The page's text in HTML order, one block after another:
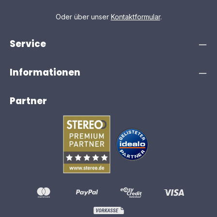
Schliesse deine Ace Wireless Speaker an deinen TV an
– oder verbinde sie ganz ohne Kabel via
Wireless verfügt mit dem HDMI eARC über die neueste
Schnittstelle zu deinem Fernseher, die auch
reguliere die Lautstärke wie gewohnt mit deiner TV-
können bei TVs mit WiSA-Integration ganz ohne Kabel
verbunden werden. Die WiSA-Integration unterstützt
Fachhändler kennt das aktuelle Angebot und berät dich
gerne. Digitaler Eingang (optisch oder coaxial)Alternativ
steht dir auch eine digitale Verbindung zur Verfügung.
Verbinde deinen TV optisch oder coaxial via Kabel
mit den Lautsprechern. Mit dem externen IR-Empfänger
kann jede TV-Fernbedienung angelernt werden,
wodurch die Lautstärkeregelung wieder ganz einfach
ERWEITERTE FEATURES Neben Plug & Play bietet die
neue Ace Wireless Serie auch für Technik-Fans einige
Lautsprecher* verfügen über einen symmetrischen
Oder über unser Kontaktformular.
Service
Informationen
Partner